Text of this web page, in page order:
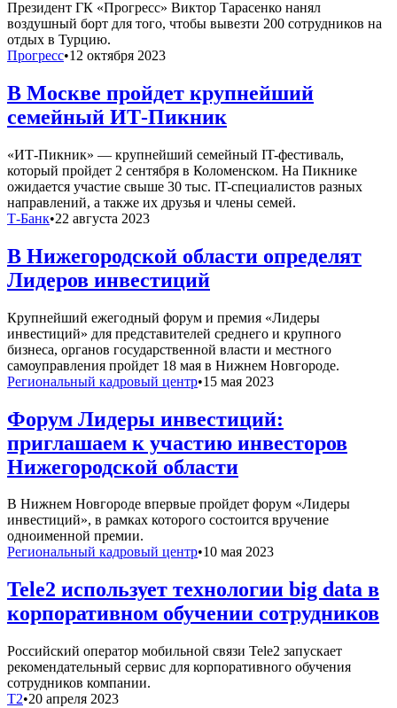
Президент ГК «Прогресс» Виктор Тарасенко нанял
воздушный борт для того, чтобы вывезти 200 сотрудников на
отдых в Турцию.
Прогресс•12 октября 2023
В Москве пройдет крупнейший
семейный ИТ-Пикник
«ИТ-Пикник» — крупнейший семейный IT-фестиваль,
который пройдет 2 сентября в Коломенском. На Пикнике
ожидается участие свыше 30 тыс. IT-специалистов разных
направлений, а также их друзья и члены семей.
Т-Банк•22 августа 2023
В Нижегородской области определят
Лидеров инвестиций
Крупнейший ежегодный форум и премия «Лидеры
инвестиций» для представителей среднего и крупного
бизнеса, органов государственной власти и местного
самоуправления пройдет 18 мая в Нижнем Новгороде.
Региональный кадровый центр•15 мая 2023
Форум Лидеры инвестиций:
приглашаем к участию инвесторов
Нижегородской области
В Нижнем Новгороде впервые пройдет форум «Лидеры
инвестиций», в рамках которого состоится вручение
одноименной премии.
Региональный кадровый центр•10 мая 2023
Tele2 использует технологии big data в
корпоративном обучении сотрудников
Российский оператор мобильной связи Tele2 запускает
рекомендательный сервис для корпоративного обучения
сотрудников компании.
T2•20 апреля 2023